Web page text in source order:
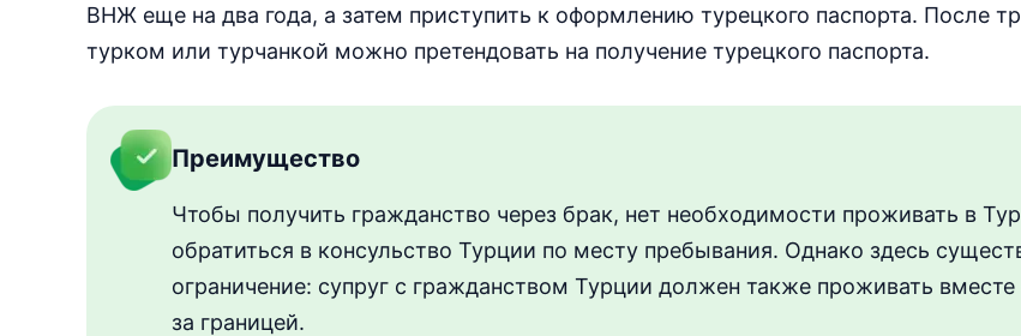
ВНЖ еще на два года, а затем приступить к оформлению турецкого паспорта. После
турком или турчанкой можно претендовать на получение турецкого паспорта.
Преимущество
Чтобы получить гражданство через брак, нет необходимости проживать в
обратиться в консульство Турции по месту пребывания. Однако здесь
ограничение: супруг с гражданством Турции должен также проживать вместе
за границей.